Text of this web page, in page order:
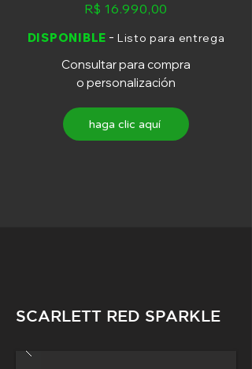
tuning Machines
Neck Pickup
Seymour Duncan
SSL1
Middle Pickup
Seymour Duncan
R$ 16.990,00
DISPONIBLE - Listo para entrega
Consultar para compra
o personalización
haga clic aquí
SCARLETT RED SPARKLE